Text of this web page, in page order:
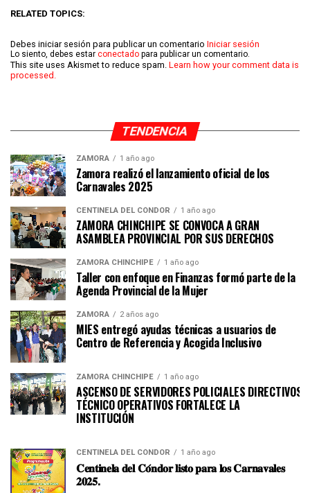
RELATED TOPICS:
Debes iniciar sesión para publicar un comentario Iniciar sesión
Lo siento, debes estar conectado para publicar un comentario.
This site uses Akismet to reduce spam. Learn how your comment data is
processed.
TENDENCIA
ZAMORA 1 año ago
Zamora realizó el lanzamiento oficial de los
Carnavales 2025
CENTINELA DEL CÓNDOR 1 año ago
ZAMORA CHINCHIPE SE CONVOCA A GRAN
ASAMBLEA PROVINCIAL POR SUS DERECHOS
ZAMORA CHINCHIPE 1 año ago
Taller con enfoque en Finanzas formó parte de la
Agenda Provincial de la Mujer
ZAMORA 2 años ago
MIES entregó ayudas técnicas a usuarios de
Centro de Referencia y Acogida Inclusivo
ZAMORA CHINCHIPE 1 año ago
ASCENSO DE SERVIDORES POLICIALES DIRECTIVOS Y
TÉCNICO OPERATIVOS FORTALECE LA
CENTINELA DEL CÓNDOR 1 año ago
𝐂𝐞𝐧𝐭𝐢𝐧𝐞𝐥𝐚 𝐝𝐞𝐥 𝐂𝐨́𝐧𝐝𝐨𝐫 𝐥𝐢𝐬𝐭𝐨 𝐩𝐚𝐫𝐚 𝐥𝐨𝐬 𝐂𝐚𝐫𝐧𝐚𝐯𝐚𝐥𝐞𝐬
𝟐𝟎𝟐𝟓.